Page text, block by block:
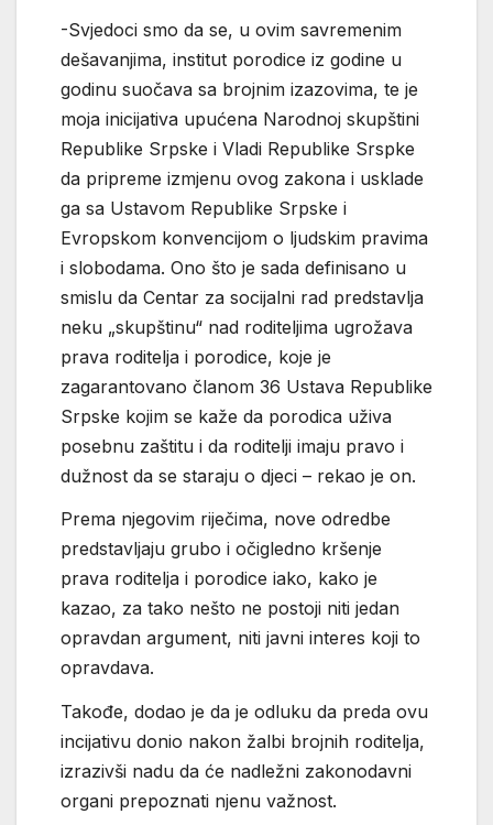
-Svjedoci smo da se, u ovim savremenim
dešavanjima, institut porodice iz godine u
godinu suočava sa brojnim izazovima, te je
moja inicijativa upućena Narodnoj skupštini
Republike Srpske i Vladi Republike Srspke
da pripreme izmjenu ovog zakona i usklade
ga sa Ustavom Republike Srpske i
Evropskom konvencijom o ljudskim pravima
i slobodama. Ono što je sada definisano u
smislu da Centar za socijalni rad predstavlja
neku „skupštinu“ nad roditeljima ugrožava
prava roditelja i porodice, koje je
zagarantovano članom 36 Ustava Republike
Srpske kojim se kaže da porodica uživa
posebnu zaštitu i da roditelji imaju pravo i
dužnost da se staraju o djeci – rekao je on.
Prema njegovim riječima, nove odredbe
predstavljaju grubo i očigledno kršenje
prava roditelja i porodice iako, kako je
kazao, za tako nešto ne postoji niti jedan
opravdan argument, niti javni interes koji to
opravdava.
Takođe, dodao je da je odluku da preda ovu
incijativu donio nakon žalbi brojnih roditelja,
izrazivši nadu da će nadležni zakonodavni
organi prepoznati njenu važnost.